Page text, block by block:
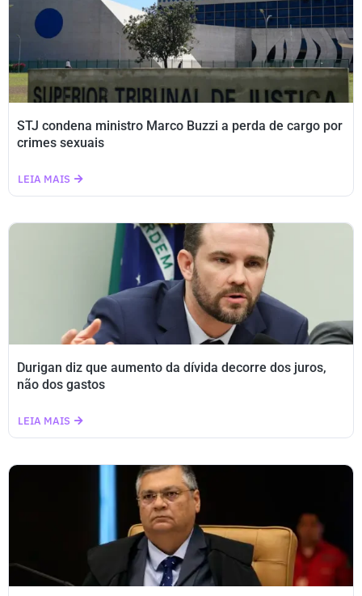
STJ condena ministro Marco Buzzi a perda de cargo por
crimes sexuais
LEIA MAIS
Durigan diz que aumento da dívida decorre dos juros,
não dos gastos
LEIA MAIS